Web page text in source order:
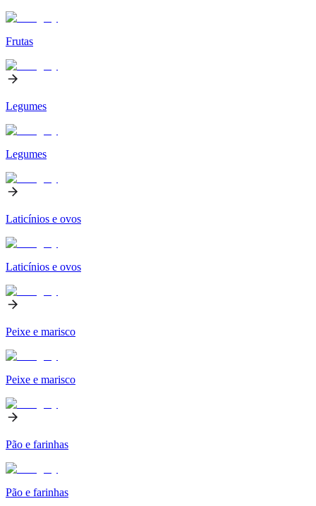
Frutas
Legumes
Legumes
Laticínios e ovos
Laticínios e ovos
Peixe e marisco
Peixe e marisco
Pão e farinhas
Pão e farinhas